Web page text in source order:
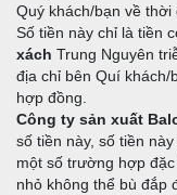
Quý khách/bạn về
Số tiền này chỉ là tiền
xách Trung Nguyên
địa chỉ bên Quí
hợp đồng.
Công ty sản xuất
số tiền này, số tiền
một số trường hợp
nhỏ không thể bù đắp